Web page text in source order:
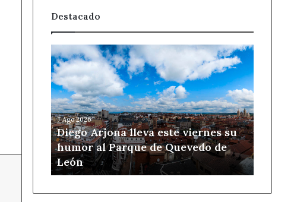
Destacado
Diego
Arjona
lleva
este
viernes
su
humor
al
Parque
de
Quevedo
7 Ago 2026
Diego Arjona lleva este viernes su
humor al Parque de Quevedo de
León